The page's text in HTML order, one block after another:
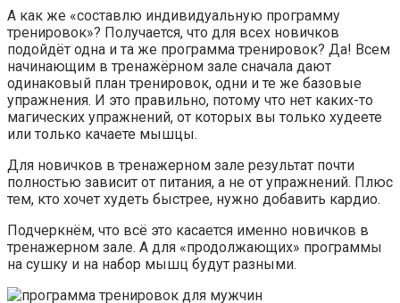
А как же «составлю индивидуальную программу
тренировок»? Получается, что для всех новичков
подойдёт одна и та же программа тренировок? Да! Всем
начинающим в тренажёрном зале сначала дают
одинаковый план тренировок, одни и те же базовые
упражнения. И это правильно, потому что нет каких-то
магических упражнений, от которых вы только худеете
или только качаете мышцы.
Для новичков в тренажерном зале результат почти
полностью зависит от питания, а не от упражнений. Плюс
тем, кто хочет худеть быстрее, нужно добавить кардио.
Подчеркнём, что всё это касается именно новичков в
тренажерном зале. А для «продолжающих» программы
на сушку и на набор мышц будут разными.